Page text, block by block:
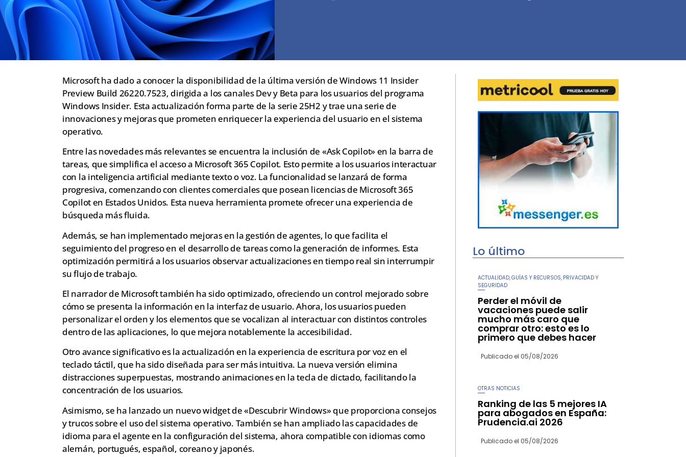
Microsoft ha dado a conocer la disponibilidad de la última versión de Windows 11 Insider
Preview Build 26220.7523, dirigida a los canales Dev y Beta para los usuarios del programa
Windows Insider. Esta actualización forma parte de la serie 25H2 y trae una serie de
innovaciones y mejoras que prometen enriquecer la experiencia del usuario en el sistema
operativo.
Entre las novedades más relevantes se encuentra la inclusión de «Ask Copilot» en la barra de
tareas, que simplifica el acceso a Microsoft 365 Copilot. Esto permite a los usuarios interactuar
con la inteligencia artificial mediante texto o voz. La funcionalidad se lanzará de forma
progresiva, comenzando con clientes comerciales que posean licencias de Microsoft 365
Copilot en Estados Unidos. Esta nueva herramienta promete ofrecer una experiencia de
búsqueda más fluida.
Además, se han implementado mejoras en la gestión de agentes, lo que facilita el
seguimiento del progreso en el desarrollo de tareas como la generación de informes. Esta
optimización permitirá a los usuarios observar actualizaciones en tiempo real sin interrumpir
su flujo de trabajo.
El narrador de Microsoft también ha sido optimizado, ofreciendo un control mejorado sobre
cómo se presenta la información en la interfaz de usuario. Ahora, los usuarios pueden
personalizar el orden y los elementos que se vocalizan al interactuar con distintos controles
dentro de las aplicaciones, lo que mejora notablemente la accesibilidad.
Otro avance significativo es la actualización en la experiencia de escritura por voz en el
teclado táctil, que ha sido diseñada para ser más intuitiva. La nueva versión elimina
distracciones superpuestas, mostrando animaciones en la tecla de dictado, facilitando la
concentración de los usuarios.
Asimismo, se ha lanzado un nuevo widget de «Descubrir Windows» que proporciona consejos
y trucos sobre el uso del sistema operativo. También se han ampliado las capacidades de
idioma para el agente en la configuración del sistema, ahora compatible con idiomas como
alemán, portugués, español, coreano y japonés.
Lo último
ACTUALIDAD GUÍAS Y RECURSOS PRIVACIDAD Y
SEGURIDAD
Perder el móvil de
vacaciones puede salir
mucho más caro que
comprar otro: esto es lo
primero que debes hacer
Publicado el 05/08/2026
OTRAS NOTICIAS
Ranking de las 5 mejores IA
para abogados en España:
Prudencia.ai 2026
Publicado el 05/08/2026